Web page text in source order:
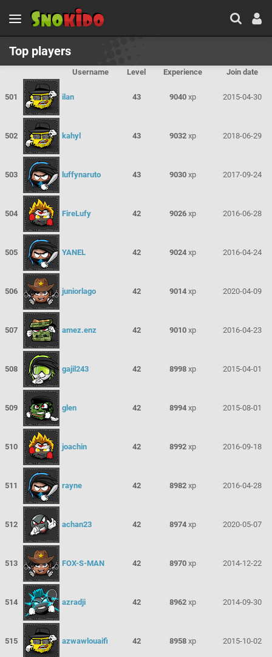
Top players
Username Level Experience Join date
501 ilan 43 9040xp 2015-04-30
502 kahyl 43 9032xp 2018-06-29
503 luffynaruto 43 9030xp 2017-09-24
504 FireLufy 42 9026xp 2016-06-28
505 YANEL 42 9024xp 2016-04-24
506 juniorlago 42 9014xp 2020-04-09
507 amez.enz 42 9010xp 2016-04-23
508 gajil243 42 8998xp 2015-04-01
509 glen 42 8994xp 2015-08-01
510 joachin 42 8992xp 2016-09-18
511 rayne 42 8982xp 2016-04-28
512 achan23 42 8974xp 2020-05-07
513 FOX-S-MAN 42 8970xp 2014-12-22
514 azradji 42 8962xp 2014-09-30
515 azwawlouaifi 42 8958xp 2015-10-02